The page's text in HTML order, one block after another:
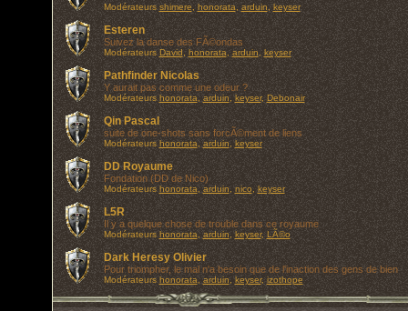
Modérateurs shimere,honorata, arduin,keyser
Esteren
Suivez la danse des FÃ©ondas
Modérateurs David honorata arduin keyser
Pathfinder Nicolas
Y aurait pas comme une odeur ?
Modérateurs honorata ,arduin ,keyser,Debonair
Qin Pascal
suite de one-shots sans forcÃ©ment de liens
Modérateurs honorata ,arduin ,keyser
DD Royaume
Fondation (DD de Nico)
Modérateurs honorata ,arduin ,nico ,keyser
L5R
Il y a quelque chose de trouble dans ce royaume
Modérateurs honorata ,arduin ,keyser,LÃ©o
Dark Heresy Olivier
Pour triompher, le mal n'a besoin que de l'inaction des gens de bien
Modérateurs honorata ,arduin ,keyser,izothope